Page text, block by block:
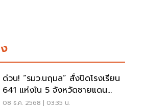
ด่วน! “รมว.นฤมล” สั่งปิดโรงเรียน
641 แห่งใน 5 จังหวัดชายแดน
ไทย–กัมพูชา
08 ธ.ค. 2568 | 03:35 น.